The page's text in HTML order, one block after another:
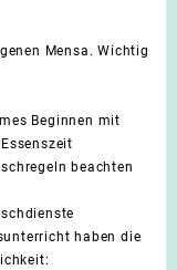
Mensa. Wichtig
Beginnen mit
Essenszeit
beachten
haben die